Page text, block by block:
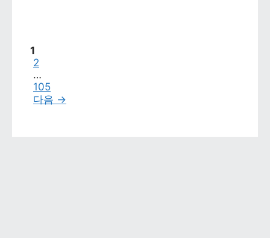
페이지
1
페이지
2
…
페이지
105
다음 →